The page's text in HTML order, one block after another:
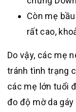
Còn mẹ
rất cao,
Do vậy, các mẹ
tránh tình trạng
các mẹ lớn tuổi
đo độ mờ da